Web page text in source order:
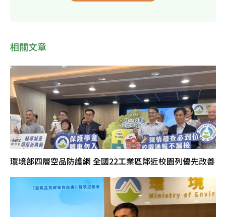
相關文章
環境部四層空品防護網 全國22工業區鄰近校園列優先改善